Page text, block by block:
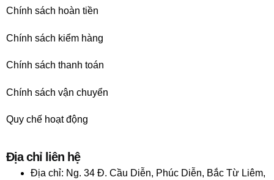
Chính sách hoàn tiền
Chính sách kiểm hàng
Chính sách thanh toán
Chính sách vận chuyển
Quy chế hoạt động
Địa chỉ liên hệ
Địa chỉ: Ng. 34 Đ. Cầu Diễn, Phúc Diễn, Bắc Từ Liêm,